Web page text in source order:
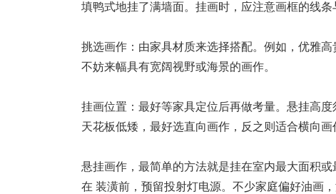
填鸭式地挂了满墙面。挂画时，应注意画框的线
挑选画作：由家具材质来选择搭配。例如，优雅
不妨来幅具有宽阔视野或海景的画作。
挂画位置：最好等家具定位后再做考量。悬挂高
天花板低矮，最好选直向画作，反之则适合横向画
悬挂画作，最简单的方法就是挂在室内最大面积
在 装潢前，预留投射灯电源。不少家庭偏好油画